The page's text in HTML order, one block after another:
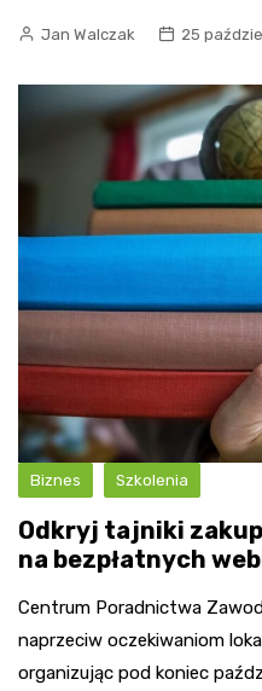
Jan Walczak 25
Biznes Szkolenia
Odkryj tajniki
na bezpłatnych
Centrum Poradnictwa
naprzeciw oczekiwaniom
organizując pod koniec